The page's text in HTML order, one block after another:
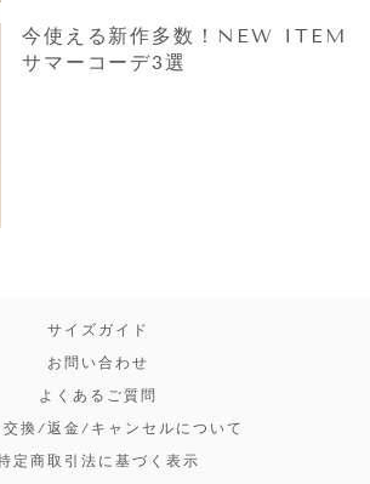
今使える新作多数！NEW ITEM
サマーコーデ3選
サイズガイド
お問い合わせ
よくあるご質問
交換/返金/キャンセルについて
定商取引法に基づく表示